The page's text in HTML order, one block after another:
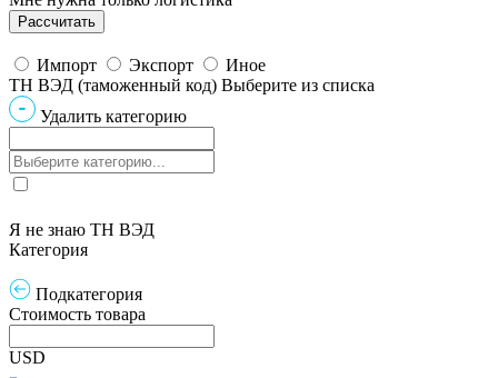
Импорт Экспорт
Иное
ТН ВЭД (таможенный код) Выберите из списка
Удалить категорию
Я не знаю ТН ВЭД
Категория
Подкатегория
Стоимость товара
USD